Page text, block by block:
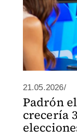
21.05.2026/
Padrón
crecería